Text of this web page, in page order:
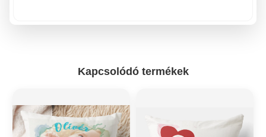
Kapcsolódó termékek